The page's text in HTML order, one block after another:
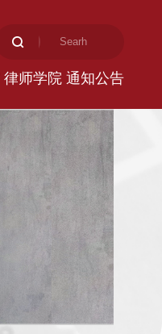
律师学院 通知公告